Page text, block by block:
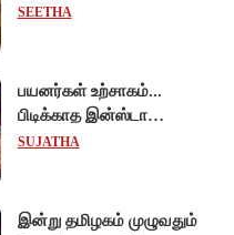
பிரியர்கள் அதிர்ச்சி!
SEETHA
பயனர்கள் உற்சாகம்...
பிடிக்காத இன்ஸ்டா
ரீல்ஸ்களை ஒரே க்ளிக்கில்
SUJATHA
இன்று தமிழகம் முழுவதும்